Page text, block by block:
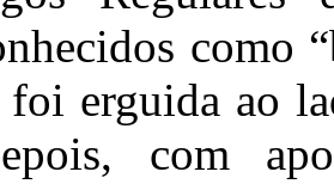
como
erguida ao
com